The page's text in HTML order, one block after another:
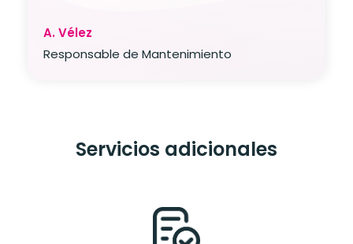
A. Vélez
Responsable de Mantenimiento
Servicios adicionales